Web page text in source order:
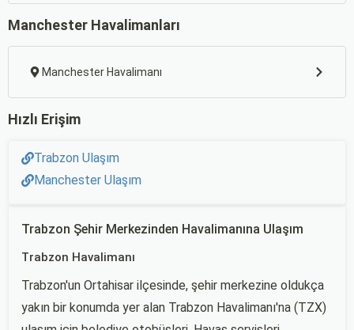
Manchester Havalimanları
Manchester Havalimanı
Hızlı Erişim
Trabzon Ulaşım
Manchester Ulaşım
Trabzon Şehir Merkezinden Havalimanına Ulaşım
Trabzon Havalimanı
Trabzon'un Ortahisar ilçesinde, şehir merkezine oldukça
yakın bir konumda yer alan Trabzon Havalimanı'na (TZX)